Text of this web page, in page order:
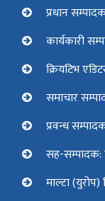
प्रधान
कार्यकारी
क्रियटिभ
समाचार
प्रवन्ध
सह-सम्पादक:
माल्टा